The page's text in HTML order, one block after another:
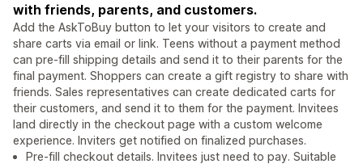
with friends, parents, and customers.
Add the AskToBuy button to let your visitors to create and
share carts via email or link. Teens without a payment method
can pre-fill shipping details and send it to their parents for the
final payment. Shoppers can create a gift registry to share with
friends. Sales representatives can create dedicated carts for
their customers, and send it to them for the payment. Invitees
land directly in the checkout page with a custom welcome
experience. Inviters get notified on finalized purchases.
Pre-fill checkout details. Invitees just need to pay. Suitable